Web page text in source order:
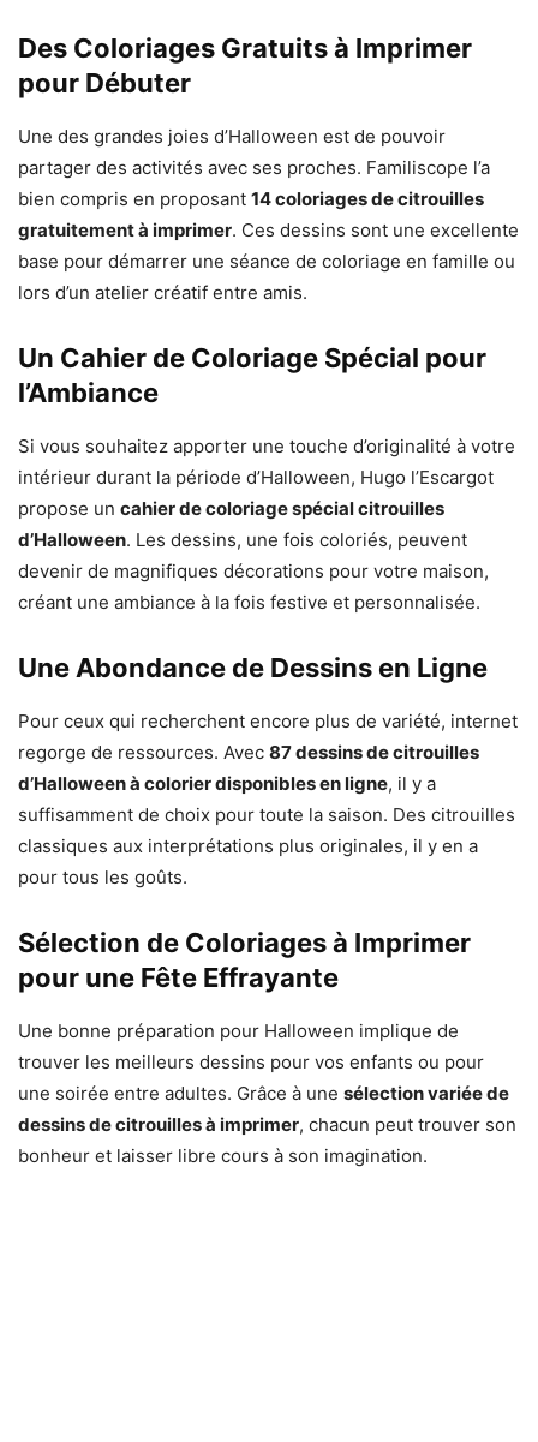
Des Coloriages Gratuits à Imprimer
pour Débuter
Une des grandes joies d’Halloween est de pouvoir
partager des activités avec ses proches. Familiscope l’a
bien compris en proposant 14 coloriages de citrouilles
gratuitement à imprimer. Ces dessins sont une excellente
base pour démarrer une séance de coloriage en famille ou
lors d’un atelier créatif entre amis.
Un Cahier de Coloriage Spécial pour
l’Ambiance
Si vous souhaitez apporter une touche d’originalité à votre
intérieur durant la période d’Halloween, Hugo l’Escargot
propose un cahier de coloriage spécial citrouilles
d’Halloween. Les dessins, une fois coloriés, peuvent
devenir de magnifiques décorations pour votre maison,
créant une ambiance à la fois festive et personnalisée.
Une Abondance de Dessins en Ligne
Pour ceux qui recherchent encore plus de variété, internet
regorge de ressources. Avec 87 dessins de citrouilles
d’Halloween à colorier disponibles en ligne, il y a
suffisamment de choix pour toute la saison. Des citrouilles
classiques aux interprétations plus originales, il y en a
pour tous les goûts.
Sélection de Coloriages à Imprimer
pour une Fête Effrayante
Une bonne préparation pour Halloween implique de
trouver les meilleurs dessins pour vos enfants ou pour
une soirée entre adultes. Grâce à une sélection variée de
dessins de citrouilles à imprimer, chacun peut trouver son
bonheur et laisser libre cours à son imagination.